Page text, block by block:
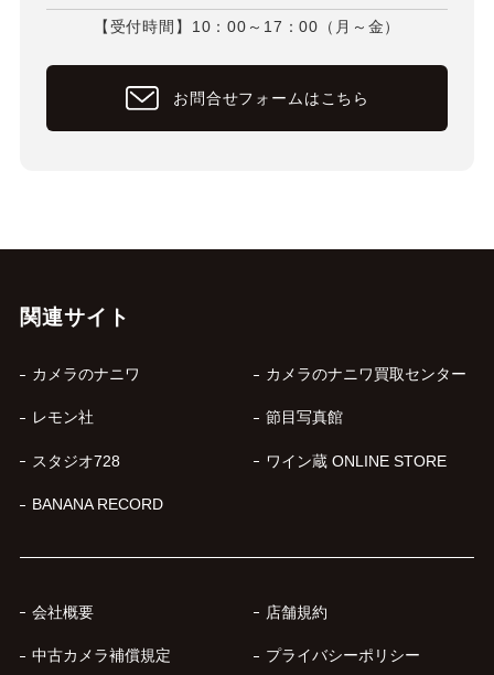
【受付時間】10：00～17：00（月～金）
お問合せフォームはこちら
関連サイト
カメラのナニワ カメラのナニワ買取センター
レモン社 節目写真館
スタジオ728 ワイン蔵 ONLINE STORE
BANANA RECORD
会社概要 店舗規約
中古カメラ補償規定 プライバシーポリシー